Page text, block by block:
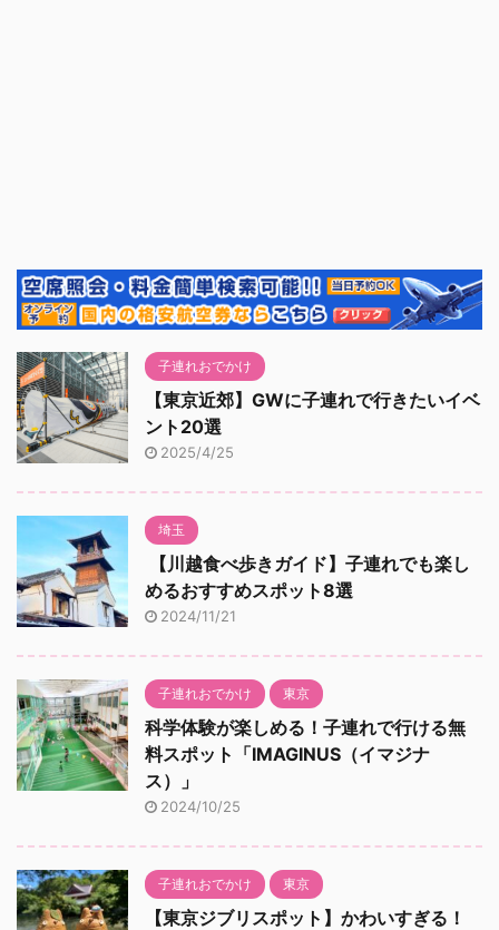
子連れおでかけ
【東京近郊】GWに子連れで行きたいイベ
ント20選
2025/4/25
埼玉
【川越食べ歩きガイド】子連れでも楽し
めるおすすめスポット8選
2024/11/21
子連れおでかけ 東京
科学体験が楽しめる！子連れで行ける無
料スポット「IMAGINUS（イマジナ
ス）」
2024/10/25
子連れおでかけ 東京
【東京ジブリスポット】かわいすぎる！